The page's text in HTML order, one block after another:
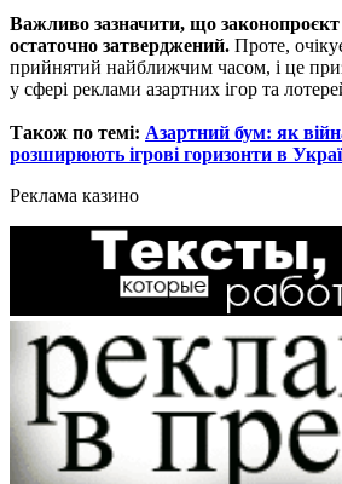
Важливо зазначити, що
остаточно затверджений. Проте,
прийнятий найближчим часом, і це
у сфері реклами азартних ігор та
Також по темі: Азартний бум: як
розширюють ігрові горизонти в
Реклама казино